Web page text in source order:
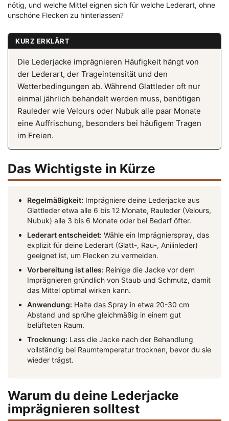
nötig, und welche Mittel eignen sich für welche Lederart, ohne
unschöne Flecken zu hinterlassen?
KURZ ERKLÄRT
Die Lederjacke imprägnieren Häufigkeit hängt von
der Lederart, der Trageintensität und den
Wetterbedingungen ab. Während Glattleder oft nur
einmal jährlich behandelt werden muss, benötigen
Rauleder wie Velours oder Nubuk alle paar Monate
eine Auffrischung, besonders bei häufigem Tragen
im Freien.
Das Wichtigste in Kürze
Regelmäßigkeit: Imprägniere deine Lederjacke aus
Glattleder etwa alle 6 bis 12 Monate, Rauleder (Velours,
Nubuk) alle 3 bis 6 Monate oder bei Bedarf öfter.
Lederart entscheidet: Wähle ein Imprägnierspray, das
explizit für deine Lederart (Glatt-, Rau-, Anilinleder)
geeignet ist, um Flecken zu vermeiden.
Vorbereitung ist alles: Reinige die Jacke vor dem
Imprägnieren gründlich von Staub und Schmutz, damit
das Mittel optimal wirken kann.
Anwendung: Halte das Spray in etwa 20-30 cm
Abstand und sprühe gleichmäßig in einem gut
belüfteten Raum.
Trocknung: Lass die Jacke nach der Behandlung
vollständig bei Raumtemperatur trocknen, bevor du sie
wieder trägst.
Warum du deine Lederjacke
imprägnieren solltest